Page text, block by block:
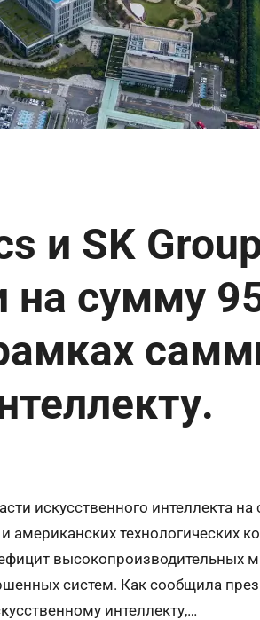
и SK
на сумму
искусственного интеллекта
американских технологических
высокопроизводительных
систем. Как сообщила
интеллекту,…